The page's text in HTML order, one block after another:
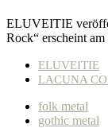
ELUVEITIE
Rock“ erscheint
ELUVEITIE
LACUNA
folk metal
gothic metal